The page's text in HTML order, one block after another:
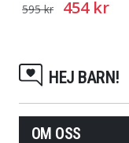
595 kr 454 kr
HEJ BARN!
OM OSS